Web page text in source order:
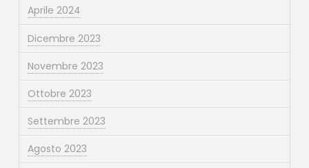
Aprile 2024
Dicembre 2023
Novembre 2023
Ottobre 2023
Settembre 2023
Agosto 2023